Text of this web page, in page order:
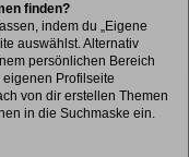
finden?
indem du „Eigene
auswählst. Alternativ
persönlichen Bereich
eigenen Profilseite
von dir erstellen Themen
in die Suchmaske ein.